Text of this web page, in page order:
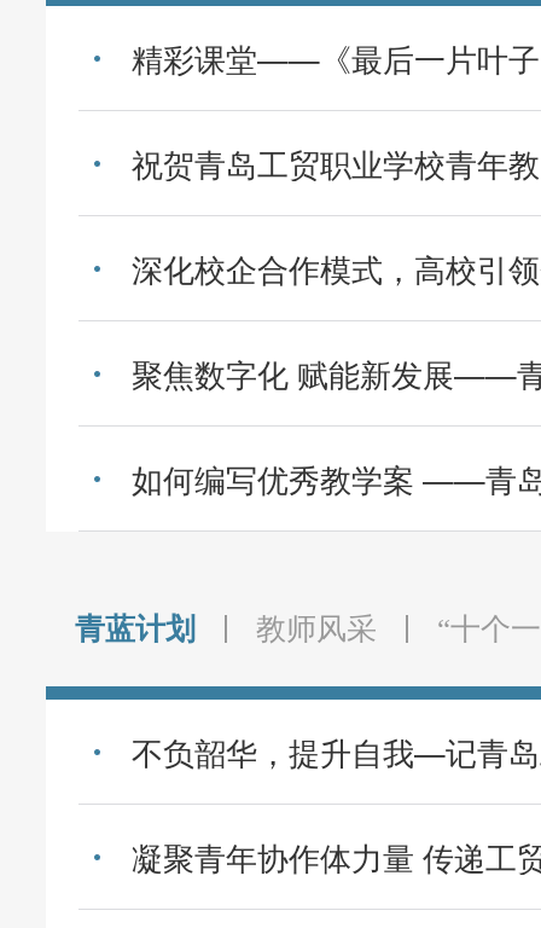
精彩课堂——《最后一片叶
深化校企合作模式，高校引
青蓝计划 教师风采 “十个